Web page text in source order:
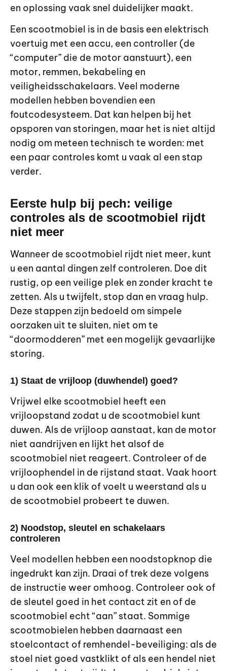
en oplossing vaak snel duidelijker maakt.
Een scootmobiel is in de basis een elektrisch
voertuig met een accu, een controller (de
“computer” die de motor aanstuurt), een
motor, remmen, bekabeling en
veiligheidsschakelaars. Veel moderne
modellen hebben bovendien een
foutcodesysteem. Dat kan helpen bij het
opsporen van storingen, maar het is niet altijd
nodig om meteen technisch te worden: met
een paar controles komt u vaak al een stap
verder.
Eerste hulp bij pech: veilige
controles als de scootmobiel rijdt
niet meer
Wanneer de scootmobiel rijdt niet meer, kunt
u een aantal dingen zelf controleren. Doe dit
rustig, op een veilige plek en zonder kracht te
zetten. Als u twijfelt, stop dan en vraag hulp.
Deze stappen zijn bedoeld om simpele
oorzaken uit te sluiten, niet om te
“doormodderen” met een mogelijk gevaarlijke
storing.
1) Staat de vrijloop (duwhendel) goed?
Vrijwel elke scootmobiel heeft een
vrijloopstand zodat u de scootmobiel kunt
duwen. Als de vrijloop aanstaat, kan de motor
niet aandrijven en lijkt het alsof de
scootmobiel niet reageert. Controleer of de
vrijloophendel in de rijstand staat. Vaak hoort
u dan ook een klik of voelt u weerstand als u
de scootmobiel probeert te duwen.
2) Noodstop, sleutel en schakelaars
controleren
Veel modellen hebben een noodstopknop die
ingedrukt kan zijn. Draai of trek deze volgens
de instructie weer omhoog. Controleer ook of
de sleutel goed in het contact zit en of de
scootmobiel echt “aan” staat. Sommige
scootmobielen hebben daarnaast een
stoelcontact of remhendel-beveiliging: als de
stoel niet goed vastklikt of als een hendel niet